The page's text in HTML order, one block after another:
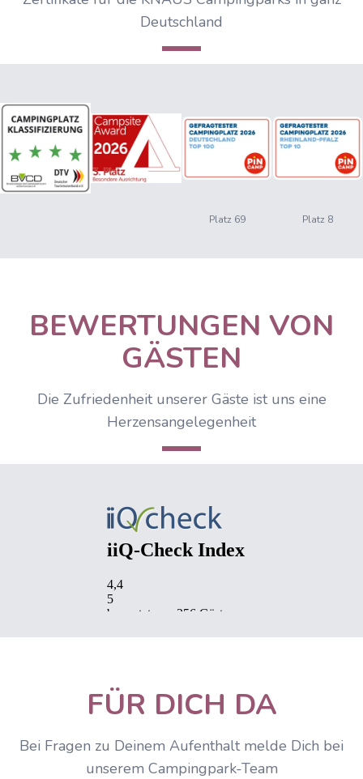
Deutschland
Platz 69 Platz 8
BEWERTUNGEN VON
GÄSTEN
Die Zufriedenheit unserer Gäste ist uns eine
Herzensangelegenheit
FÜR DICH DA
Bei Fragen zu Deinem Aufenthalt melde Dich bei
unserem Campingpark-Team